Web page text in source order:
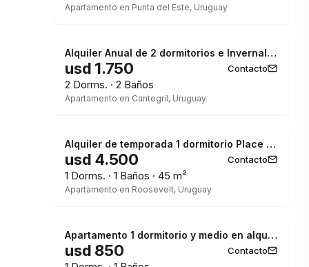
Apartamento en Punta del Este, Uruguay
Alquiler Anual de 2 dormitorios e Invernal Punta del Este
usd 1.750 Contacto
2 Dorms. · 2 Baños
Apartamento en Cantegril, Uruguay
Alquiler de temporada 1 dormitorio Place Lafayette I
usd 4.500 Contacto
1 Dorms. · 1 Baños · 45 m²
Apartamento en Roosevelt, Uruguay
Apartamento 1 dormitorio y medio en alquiler de Invierno
usd 850 Contacto